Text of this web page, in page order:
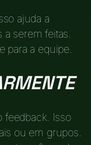
ajuda a
serem feitas.
para a equipe.
feedback. Isso
ou em grupos.